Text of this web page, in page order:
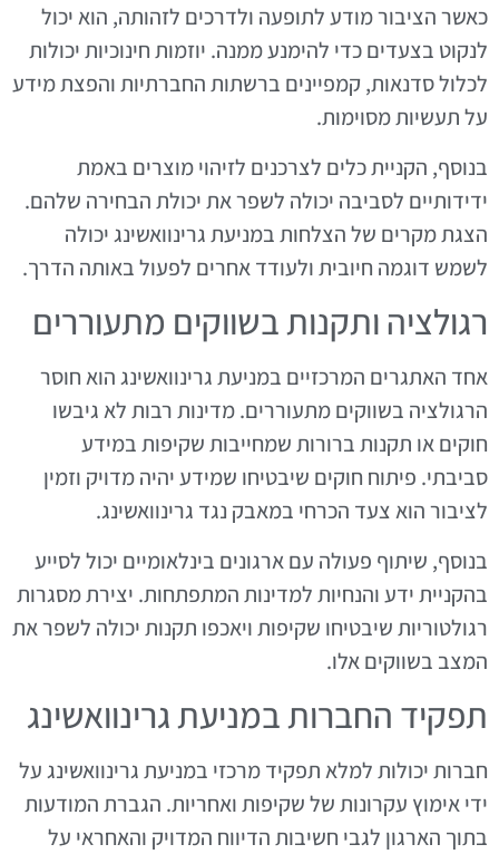
כאשר הציבור מודע לתופעה ולדרכים לזהותה, הוא יכול
לנקוט בצעדים כדי להימנע ממנה. יוזמות חינוכיות יכולות
לכלול סדנאות, קמפיינים ברשתות החברתיות והפצת מידע
על תעשיות מסוימות.
בנוסף, הקניית כלים לצרכנים לזיהוי מוצרים באמת
ידידותיים לסביבה יכולה לשפר את יכולת הבחירה שלהם.
הצגת מקרים של הצלחות במניעת גרינוואשינג יכולה
לשמש דוגמה חיובית ולעודד אחרים לפעול באותה הדרך.
רגולציה ותקנות בשווקים מתעוררים
אחד האתגרים המרכזיים במניעת גרינוואשינג הוא חוסר
הרגולציה בשווקים מתעוררים. מדינות רבות לא גיבשו
חוקים או תקנות ברורות שמחייבות שקיפות במידע
סביבתי. פיתוח חוקים שיבטיחו שמידע יהיה מדויק וזמין
לציבור הוא צעד הכרחי במאבק נגד גרינוואשינג.
בנוסף, שיתוף פעולה עם ארגונים בינלאומיים יכול לסייע
בהקניית ידע והנחיות למדינות המתפתחות. יצירת מסגרות
רגולטוריות שיבטיחו שקיפות ויאכפו תקנות יכולה לשפר את
המצב בשווקים אלו.
תפקיד החברות במניעת גרינוואשינג
חברות יכולות למלא תפקיד מרכזי במניעת גרינוואשינג על
ידי אימוץ עקרונות של שקיפות ואחריות. הגברת המודעות
בתוך הארגון לגבי חשיבות הדיווח המדויק והאחראי על